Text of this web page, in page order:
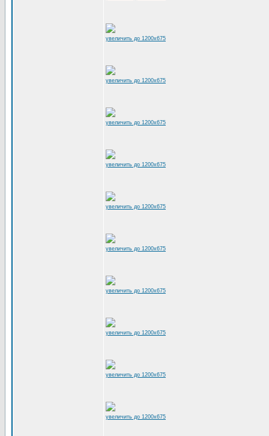
увеличить до 1200x675
увеличить до 1200x675
увеличить до 1200x675
увеличить до 1200x675
увеличить до 1200x675
увеличить до 1200x675
увеличить до 1200x675
увеличить до 1200x675
увеличить до 1200x675
увеличить до 1200x675